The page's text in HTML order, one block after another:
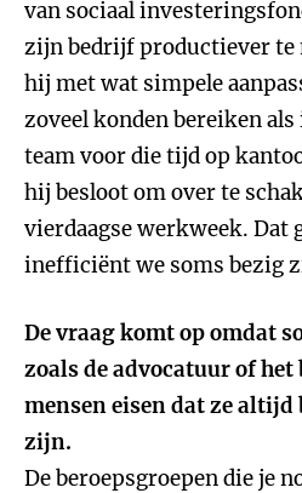
van sociaal
zijn bedrijf productiever te
hij met wat simpele
zoveel konden bereiken
team voor die tijd op
hij besloot om over te
vierdaagse werkweek. Dat
inefficiënt we soms bezig
De vraag komt op omdat
zoals de advocatuur of
mensen eisen dat ze
zijn.
De beroepsgroepen die je